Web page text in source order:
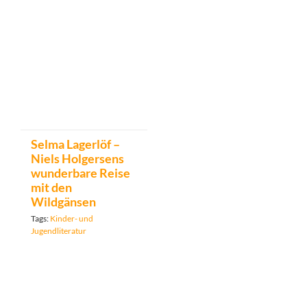
Selma Lagerlöf –
Niels Holgersens
wunderbare Reise
mit den
Wildgänsen
Tags: Kinder- und
Jugendliteratur